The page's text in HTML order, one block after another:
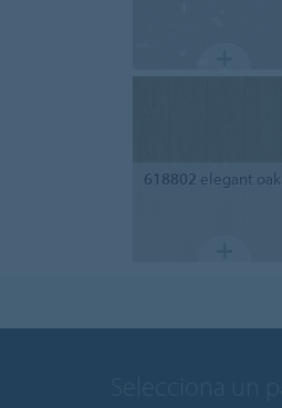
618802 elegant oak